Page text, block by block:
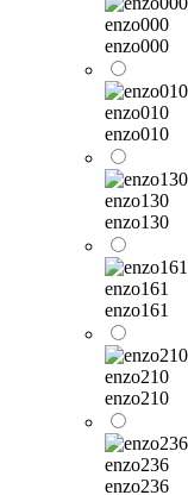
enzo000
enzo000
enzo010
enzo010
enzo130
enzo130
enzo161
enzo161
enzo210
enzo210
enzo236
enzo236